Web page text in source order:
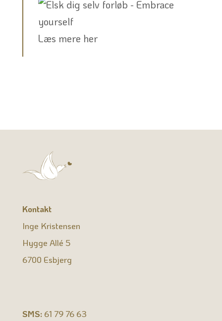
Læs mere her
Kontakt
Inge Kristensen
Hygge Allé 5
6700 Esbjerg
SMS: 61 79 76 63